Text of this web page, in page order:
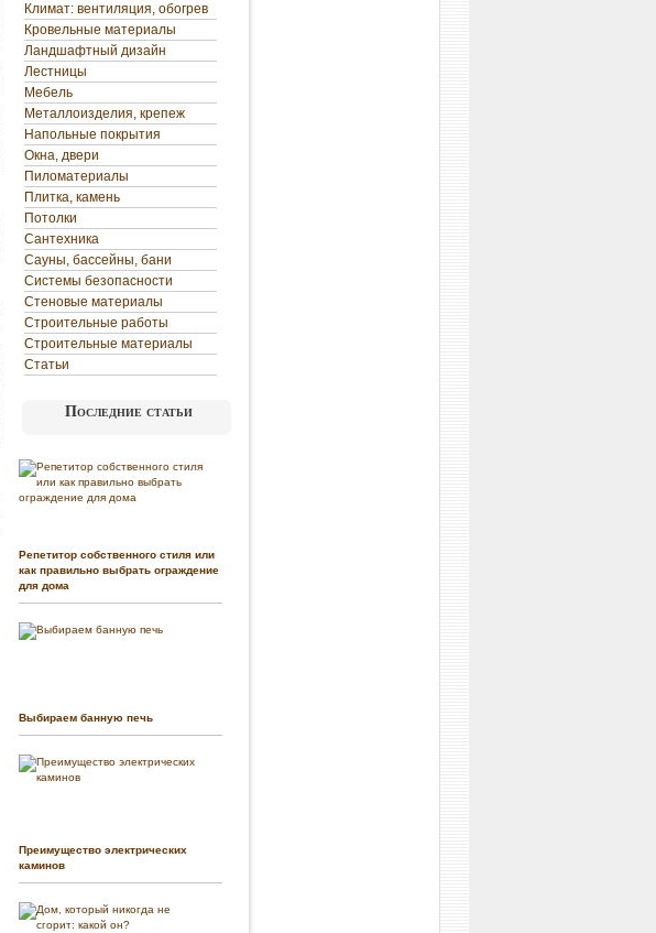
Климат: вентиляция, обогрев
Кровельные материалы
Ландшафтный дизайн
Лестницы
Мебель
Металлоизделия, крепеж
Напольные покрытия
Окна, двери
Пиломатериалы
Плитка, камень
Потолки
Сантехника
Сауны, бассейны, бани
Системы безопасности
Стеновые материалы
Строительные работы
Строительные материалы
Статьи
Последние статьи
Репетитор собственного стиля или
как правильно выбрать ограждение
для дома
Выбираем банную печь
Преимущество электрических
каминов